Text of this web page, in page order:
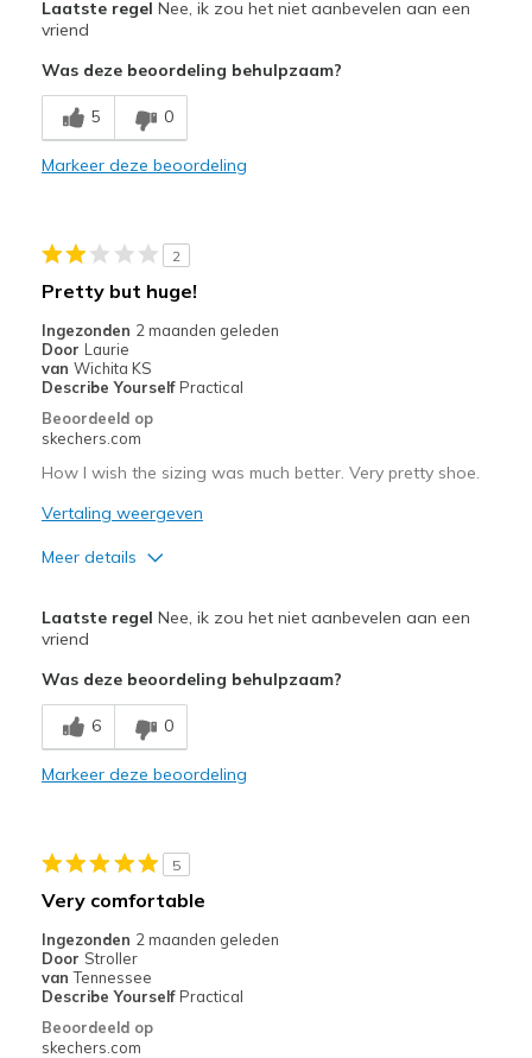
Attractive Design
Stylish
Beste toepassingen
Casual Wear
Width
Sizing
Feels true to size
Laatste regel Nee, ik zou het niet aanbevelen aan een
vriend
Was deze beoordeling behulpzaam?
5 0
Markeer deze beoordeling
2
Pretty but huge!
Ingezonden 2 maanden geleden
Door Laurie
van Wichita KS
Describe Yourself Practical
Beoordeeld op
skechers.com
How I wish the sizing was much better. Very pretty shoe.
Vertaling weergeven
Meer details
Attractive Design
Minpunten
Way too large, both in length and width
Beste toepassingen
Going Out
Special Occasions
Width
Feels too wide
Sizing
Laatste regel Nee, ik zou het niet aanbevelen aan een
vriend
Was deze beoordeling behulpzaam?
6 0
Markeer deze beoordeling
5
Very comfortable
Ingezonden 2 maanden geleden
Door Stroller
van Tennessee
Describe Yourself Practical
Beoordeeld op
skechers.com